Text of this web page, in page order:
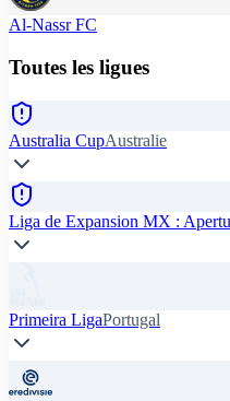
Al-Nassr FC
Toutes les ligues
Australia CupAustralie
Liga de Expansion MX :
Primeira LigaPortugal